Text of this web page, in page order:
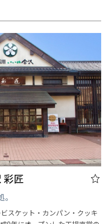
彩匠
スケット・カンパン・クッキ